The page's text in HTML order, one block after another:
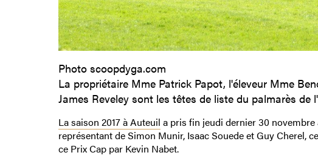
Photo scoopdyga.com
La propriétaire Mme Patrick Papot, l'éleveur Mme
James Reveley sont les têtes de liste du palmarès de
La saison 2017 à Auteuil a pris fin jeudi dernier 30
représentant de Simon Munir, Isaac Souede et Guy Cherel,
ce Prix Cap par Kevin Nabet.